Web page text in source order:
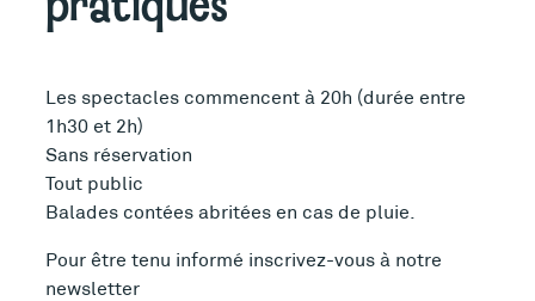
Les spectacles commencent à 20h (durée entre
1h30 et 2h)
Sans réservation
Tout public
Balades contées abritées en cas de pluie.
Pour être tenu informé inscrivez-vous à notre
newsletter